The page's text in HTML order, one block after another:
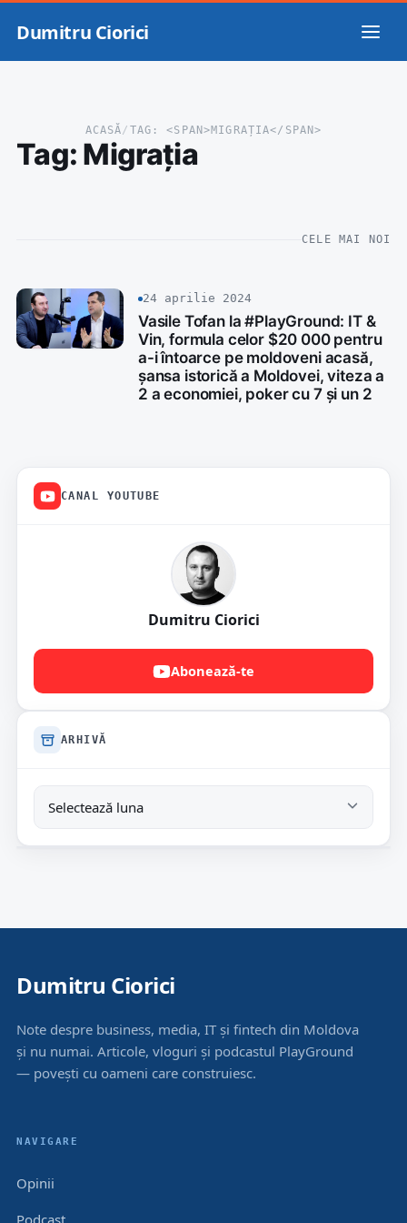
Dumitru Ciorici
ACASĂ/ TAG: <SPAN>MIGRAȚIA</SPAN>
Tag: Migrația
CELE MAI NOI
24 aprilie 2024
Vasile Tofan la #PlayGround: IT &
Vin, formula celor $20 000 pentru
a-i întoarce pe moldoveni acasă,
șansa istorică a Moldovei, viteza a
2 a economiei, poker cu 7 și un 2
CANAL YOUTUBE
Dumitru Ciorici
Abonează-te
ARHIVĂ
Dumitru Ciorici
Note despre business, media, IT și fintech din Moldova
și nu numai. Articole, vloguri și podcastul PlayGround
— povești cu oameni care construiesc.
NAVIGARE
Opinii
Podcast